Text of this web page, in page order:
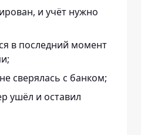
и учёт нужно
в последний момент
сверялась с банком;
ушёл и оставил